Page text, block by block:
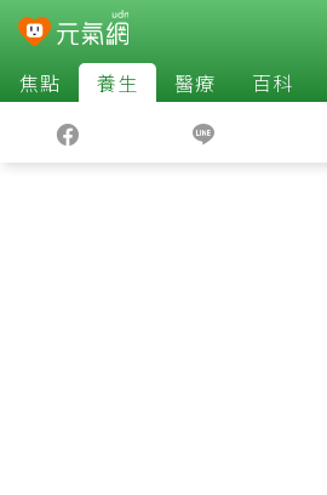
焦點 養生 醫療 百科